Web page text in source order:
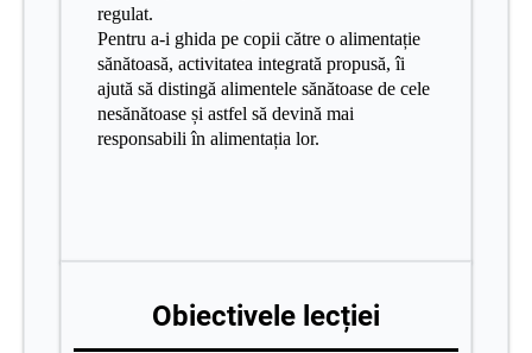
regulat.
Pentru a-i ghida pe copii către o alimentație
sănătoasă, activitatea integrată propusă, îi
ajută să distingă alimentele sănătoase de cele
nesănătoase și astfel să devină mai
responsabili în alimentația lor.
Obiectivele lecției